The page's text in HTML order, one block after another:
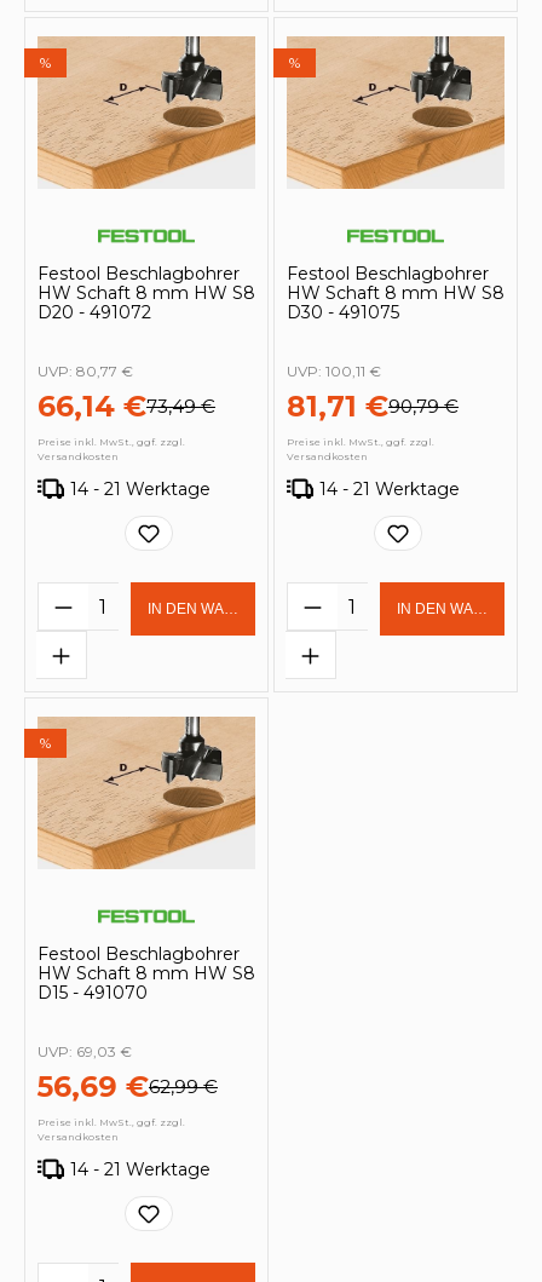
%
Festool Beschlagbohrer
HW Schaft 8 mm HW S8
D20 - 491072
66,14 €73,49 €
UVP: 80,77 €
Preise inkl. MwSt., ggf. zzgl.
Versandkosten
14 - 21 Werktage
Produkt Anzahl: Gib den
IN DEN WARENKORB
%
Festool Beschlagbohrer
HW Schaft 8 mm HW S8
D30 - 491075
81,71 €90,79 €
UVP: 100,11 €
Preise inkl. MwSt., ggf. zzgl.
Versandkosten
14 - 21 Werktage
Produkt Anzahl:
IN DEN
%
Festool Beschlagbohrer
HW Schaft 8 mm HW S8
D15 - 491070
56,69 €62,99 €
UVP: 69,03 €
Preise inkl. MwSt., ggf. zzgl.
Versandkosten
14 - 21 Werktage